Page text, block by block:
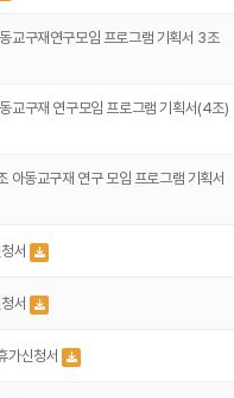
교구재연구모임 프로그램 기획서 3조
교구재 연구모임 프로그램 기획서(4조)
아동교구재 연구 모임 프로그램 기획서
청서
청서
가신청서